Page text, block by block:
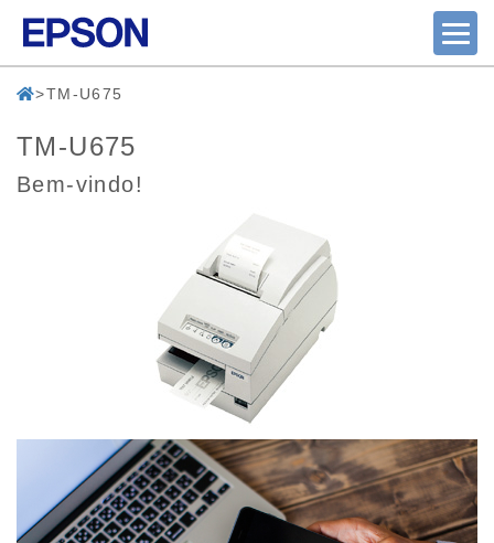
TM-U675
TM-U675
Bem-vindo!